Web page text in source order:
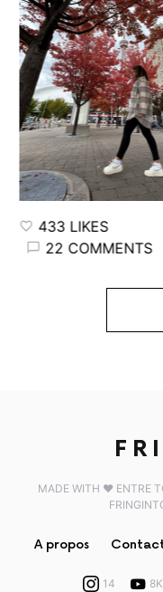
433 LIKES
22 COMMENTS
MADE WITH ♥️ ENTRE
A propos
14 8K